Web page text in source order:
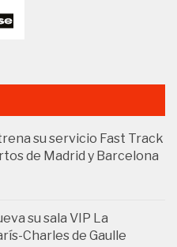
su servicio Fast Track
de Madrid y Barcelona
su sala VIP La
Charles de Gaulle